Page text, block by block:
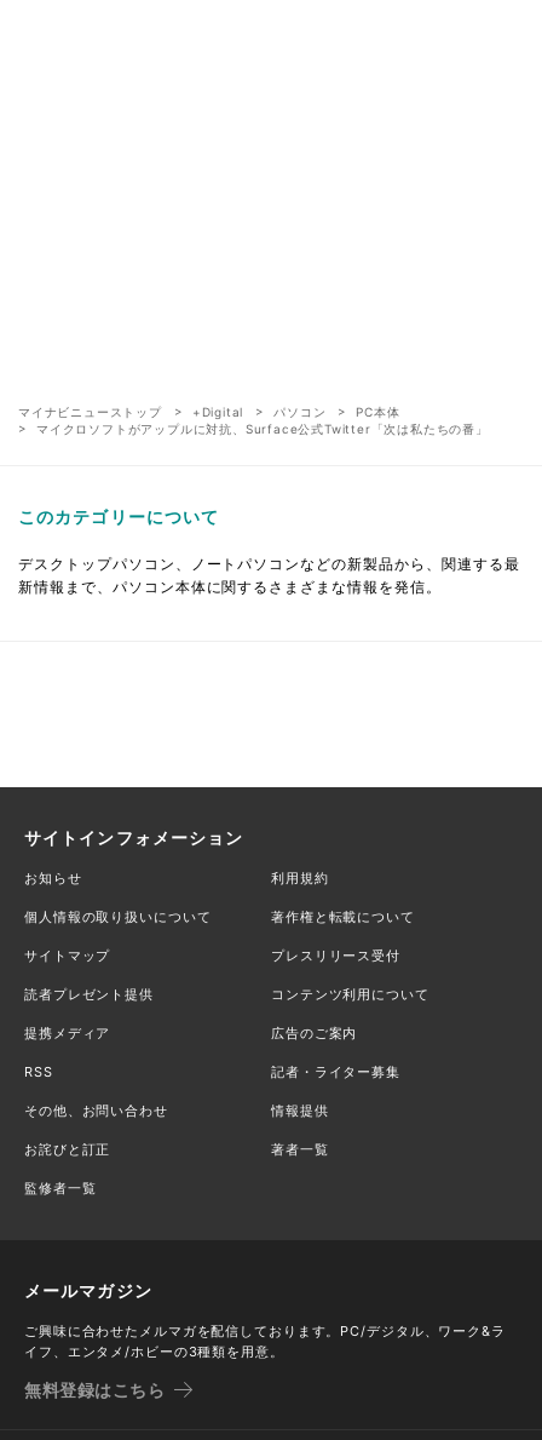
マイナビニューストップ +Digital パソコン
PC本体
マイクロソフトがアップルに対抗、Surface公式Twitter「次は私たちの番」
このカテゴリーについて
デスクトップパソコン、ノートパソコンなどの新製品から、関連する最
新情報まで、パソコン本体に関するさまざまな情報を発信。
サイトインフォメーション
お知らせ 利用規約
個人情報の取り扱いについて 著作権と転載について
サイトマップ プレスリリース受付
読者プレゼント提供 コンテンツ利用について
提携メディア 広告のご案内
RSS 記者・ライター募集
その他、お問い合わせ 情報提供
お詫びと訂正 著者一覧
監修者一覧
メールマガジン
ご興味に合わせたメルマガを配信しております。PC/デジタル、ワーク&ラ
イフ、エンタメ/ホビーの3種類を用意。
無料登録はこちら